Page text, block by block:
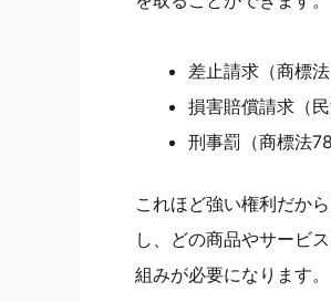
差止請求（商標
損害賠償請求（
刑事罰（商標法
これほど強い権利だか
し、どの商品やサービ
組みが必要になります。